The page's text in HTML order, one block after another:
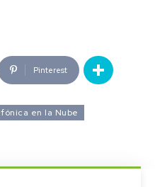
Pinterest
en la Nube